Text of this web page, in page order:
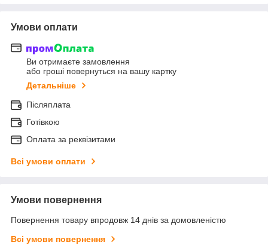
Умови оплати
Ви отримаєте замовлення
або гроші повернуться на вашу картку
Детальніше
Післяплата
Готівкою
Оплата за реквізитами
Всі умови оплати
Умови повернення
Повернення товару впродовж 14 днів за домовленістю
Всі умови повернення